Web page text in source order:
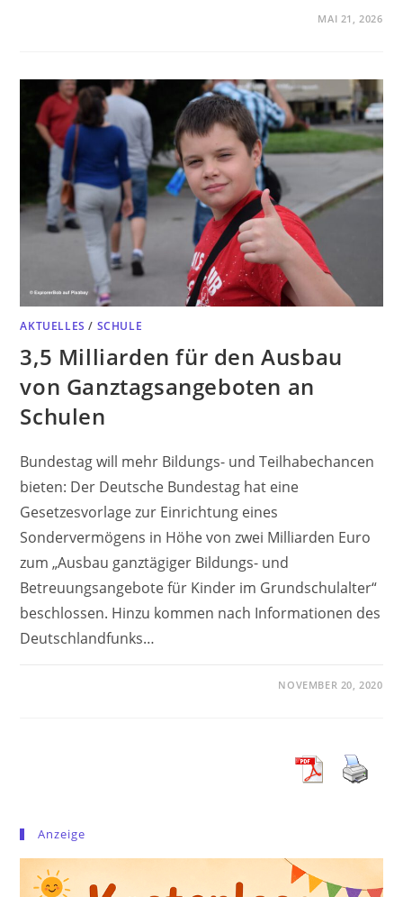
MAI 21, 2026
AKTUELLES / SCHULE
3,5 Milliarden für den Ausbau
von Ganztagsangeboten an
Schulen
Bundestag will mehr Bildungs- und Teilhabechancen
bieten: Der Deutsche Bundestag hat eine
Gesetzesvorlage zur Einrichtung eines
Sondervermögens in Höhe von zwei Milliarden Euro
zum „Ausbau ganztägiger Bildungs- und
Betreuungsangebote für Kinder im Grundschulalter“
beschlossen. Hinzu kommen nach Informationen des
Deutschlandfunks…
NOVEMBER 20, 2020
Anzeige